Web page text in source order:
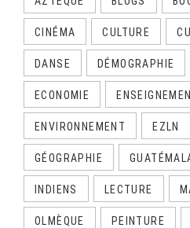
CINÉMA CULTURE
DANSE DÉMOGRAPHIE
ECONOMIE
ENVIRONNEMENT EZLN
GÉOGRAPHIE
INDIENS LECTURE
OLMÈQUE PEINTURE